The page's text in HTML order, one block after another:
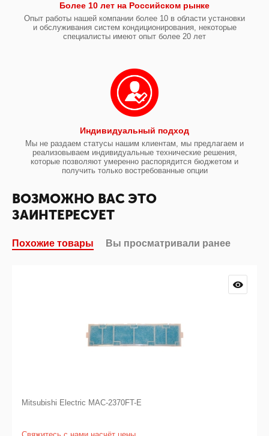
Более 10 лет на Российском рынке
Опыт работы нашей компании более 10 в области установки
и обслуживания систем кондиционирования, некоторые
специалисты имеют опыт более 20 лет
Индивидуальный подход
Мы не раздаем статусы нашим клиентам, мы предлагаем и
реализовываем индивидуальные технические решения,
которые позволяют умеренно распорядится бюджетом и
получить только востребованные опции
ВОЗМОЖНО ВАС ЭТО
ЗАИНТЕРЕСУЕТ
Похожие товары Вы просматривали ранее
Mitsubishi Electric MAC-2370FT-E